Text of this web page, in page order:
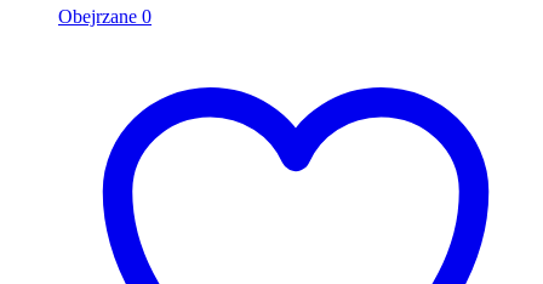
Obejrzane 0